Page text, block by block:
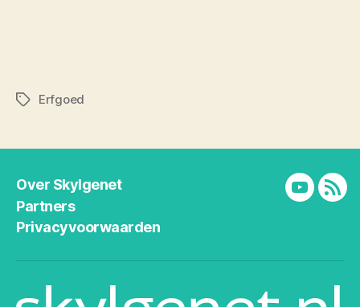
TagsErfgoed
Over Skylgenet
Partners
Privacyvoorwaarden
YouTube
RSS